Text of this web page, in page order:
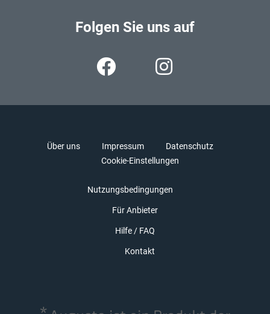
Folgen Sie uns auf
Über uns Impressum
Datenschutz
Cookie-Einstellungen
Nutzungsbedingungen
Für Anbieter
Hilfe / FAQ
Kontakt